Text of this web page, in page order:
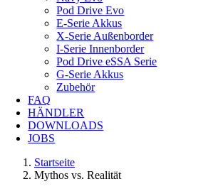
Pod Drive Evo
E-Serie Akkus
X-Serie Außenborder
I-Serie Innenborder
Pod Drive eSSA Serie
G-Serie Akkus
Zubehör
FAQ
HÄNDLER
DOWNLOADS
JOBS
Startseite
Mythos vs. Realität